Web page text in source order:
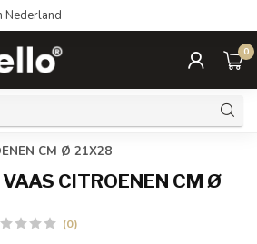
Nederland
0
CM Ø 21X28
CITROENEN CM Ø
(0)